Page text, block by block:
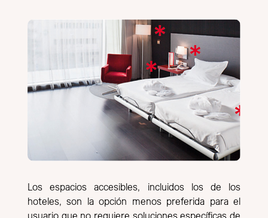
Los espacios accesibles, incluidos los de los
hoteles, son la opción menos preferida para el